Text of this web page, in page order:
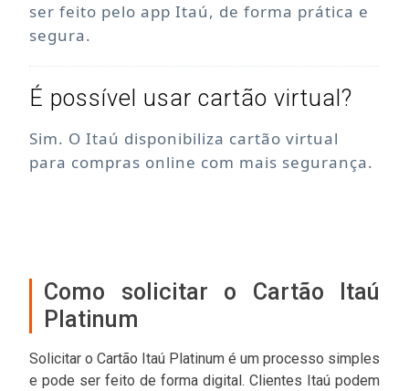
ser feito pelo app Itaú, de forma prática e
segura.
É possível usar cartão virtual?
Sim. O Itaú disponibiliza cartão virtual
para compras online com mais segurança.
Como solicitar o Cartão Itaú
Platinum
Solicitar o Cartão Itaú Platinum é um processo simples
e pode ser feito de forma digital. Clientes Itaú podem